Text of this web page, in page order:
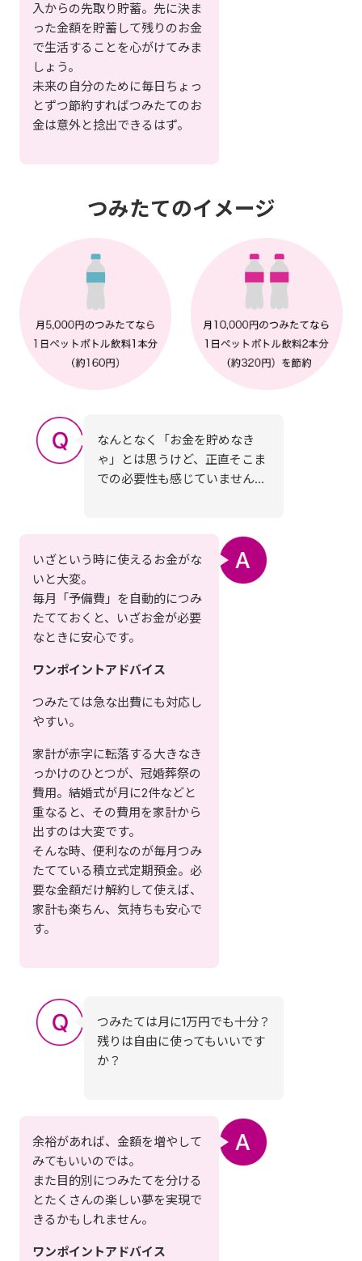
入からの先取り貯蓄。先に決ま
った金額を貯蓄して残りのお金
で生活することを心がけてみま
しょう。
未来の自分のために毎日ちょっ
とずつ節約すればつみたてのお
金は意外と捻出できるはず。
つみたてのイメージ
なんとなく「お金を貯めなき
ゃ」とは思うけど、正直そこま
での必要性も感じていません…
いざという時に使えるお金がな
いと大変。
毎月「予備費」を自動的につみ
たてておくと、いざお金が必要
なときに安心です。
ワンポイントアドバイス
つみたては急な出費にも対応し
やすい。
家計が赤字に転落する大きなき
っかけのひとつが、冠婚葬祭の
費用。結婚式が月に2件などと
重なると、その費用を家計から
出すのは大変です。
そんな時、便利なのが毎月つみ
たてている積立式定期預金。必
要な金額だけ解約して使えば、
家計も楽ちん、気持ちも安心で
す。
つみたては月に1万円でも十分？
残りは自由に使ってもいいです
か？
余裕があれば、金額を増やして
みてもいいのでは。
また目的別につみたてを分ける
とたくさんの楽しい夢を実現で
きるかもしれません。
ワンポイントアドバイス